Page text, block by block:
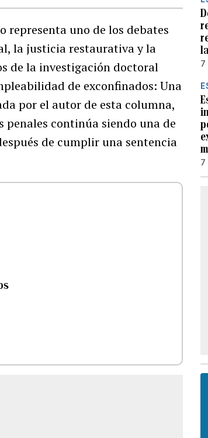
representa uno de los debates
la justicia restaurativa y la
de la investigación doctoral
de exconfinados: Una
por el autor de esta columna,
penales continúa siendo una de
de cumplir una sentencia
7
7